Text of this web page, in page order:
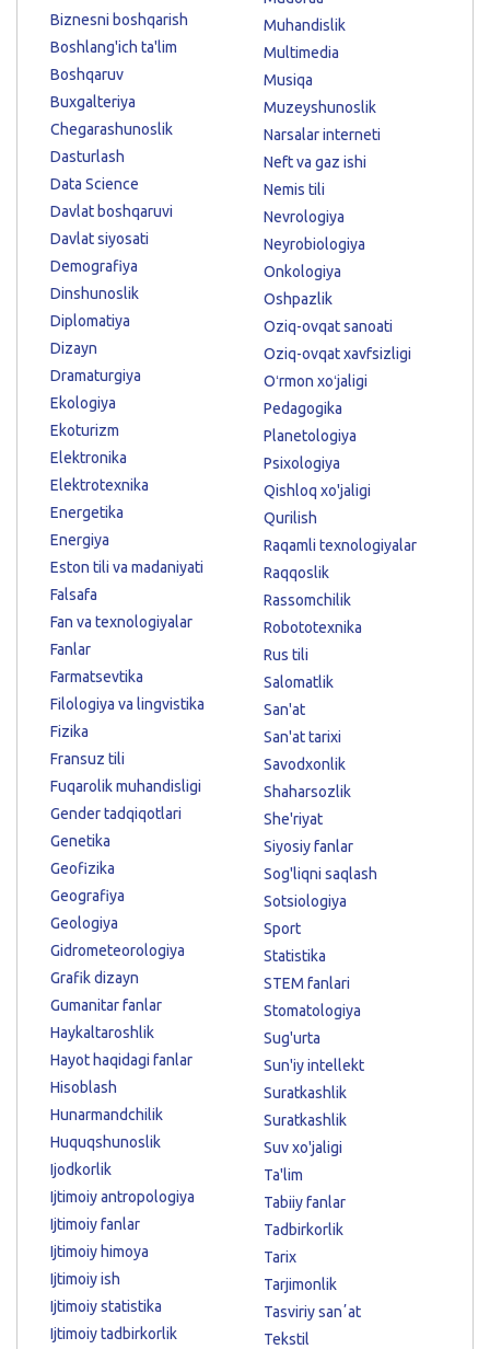
Biznesni boshqarish
Boshlang'ich ta'lim
Boshqaruv
Buxgalteriya
Chegarashunoslik
Dasturlash
Data Science
Davlat boshqaruvi
Davlat siyosati
Demografiya
Dinshunoslik
Diplomatiya
Dizayn
Dramaturgiya
Ekologiya
Ekoturizm
Elektronika
Elektrotexnika
Energetika
Energiya
Eston tili va madaniyati
Falsafa
Fan va texnologiyalar
Fanlar
Farmatsevtika
Filologiya va lingvistika
Fizika
Fransuz tili
Fuqarolik muhandisligi
Gender tadqiqotlari
Genetika
Geofizika
Geografiya
Geologiya
Gidrometeorologiya
Grafik dizayn
Gumanitar fanlar
Haykaltaroshlik
Hayot haqidagi fanlar
Hisoblash
Hunarmandchilik
Huquqshunoslik
Ijodkorlik
Ijtimoiy antropologiya
Ijtimoiy fanlar
Ijtimoiy himoya
Ijtimoiy ish
Ijtimoiy statistika
Ijtimoiy tadbirkorlik
Muhandislik
Multimedia
Musiqa
Muzeyshunoslik
Narsalar interneti
Neft va gaz ishi
Nemis tili
Nevrologiya
Neyrobiologiya
Onkologiya
Oshpazlik
Oziq-ovqat sanoati
Oziq-ovqat xavfsizligi
Oʻrmon xoʻjaligi
Pedagogika
Planetologiya
Psixologiya
Qishloq xo'jaligi
Qurilish
Raqamli texnologiyalar
Raqqoslik
Rassomchilik
Robototexnika
Rus tili
Salomatlik
San'at
San'at tarixi
Savodxonlik
Shaharsozlik
She'riyat
Siyosiy fanlar
Sog'liqni saqlash
Sotsiologiya
Sport
Statistika
STEM fanlari
Stomatologiya
Sug'urta
Sun'iy intellekt
Suratkashlik
Suratkashlik
Suv xo'jaligi
Ta'lim
Tabiiy fanlar
Tadbirkorlik
Tarix
Tarjimonlik
Tasviriy sanʼat
Tekstil